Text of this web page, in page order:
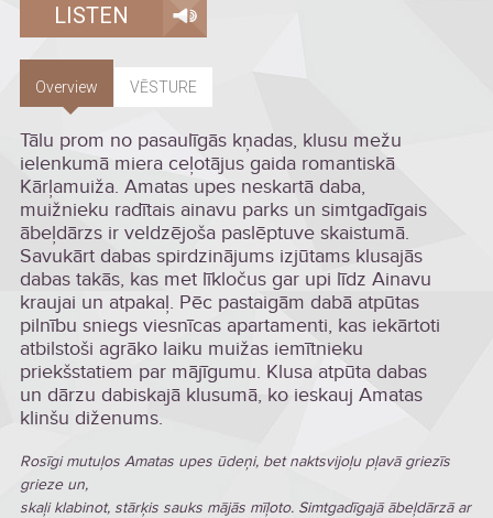
LISTEN
Overview VĒSTURE
Tālu prom no pasaulīgās kņadas, klusu mežu
ielenkumā miera ceļotājus gaida romantiskā
Kārļamuiža. Amatas upes neskartā daba,
muižnieku radītais ainavu parks un simtgadīgais
ābeļdārzs ir veldzējoša paslēptuve skaistumā.
Savukārt dabas spirdzinājums izjūtams klusajās
dabas takās, kas met līkločus gar upi līdz Ainavu
kraujai un atpakaļ. Pēc pastaigām dabā atpūtas
pilnību sniegs viesnīcas apartamenti, kas iekārtoti
atbilstoši agrāko laiku muižas iemītnieku
priekšstatiem par mājīgumu. Klusa atpūta dabas
un dārzu dabiskajā klusumā, ko ieskauj Amatas
klinšu diženums.
Rosīgi mutuļos Amatas upes ūdeņi, bet naktsvijoļu pļavā griezīs
grieze un,
skaļi klabinot, stārķis sauks mājās mīļoto. Simtgadīgajā ābeļdārzā ar